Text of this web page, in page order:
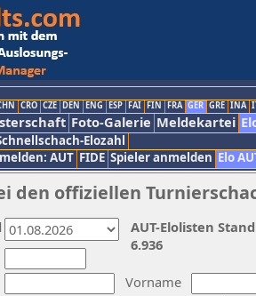
CRO CZE DEN ENG ESP FAI FIN FRA GER GRE INA
Foto-Galerie Meldekartei
Elozahl
AUT FIDE Spieler anmelden Elo
den offiziellen
Vorname
AUT-Elolisten
6.936